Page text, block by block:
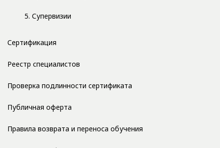
5. Супервизии
Сертификация
Реестр специалистов
Проверка подлинности сертификата
Публичная оферта
Правила возврата и переноса обучения